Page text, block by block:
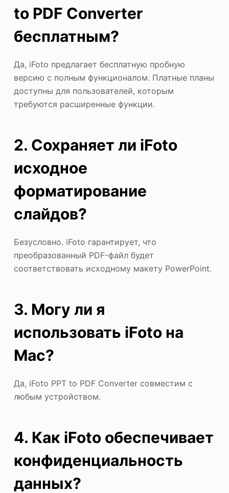
to PDF Converter
бесплатным?
Да, iFoto предлагает бесплатную пробную
версию с полным функционалом. Платные планы
доступны для пользователей, которым
требуются расширенные функции.
2. Сохраняет ли iFoto
исходное
форматирование
слайдов?
Безусловно. iFoto гарантирует, что
преобразованный PDF-файл будет
соответствовать исходному макету PowerPoint.
3. Могу ли я
использовать iFoto на
Mac?
Да, iFoto PPT to PDF Converter совместим с
любым устройством.
4. Как iFoto обеспечивает
конфиденциальность
данных?